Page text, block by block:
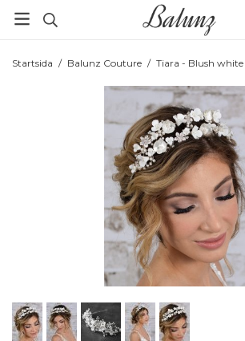
Startsida / Balunz Couture / Tiara - Blush white